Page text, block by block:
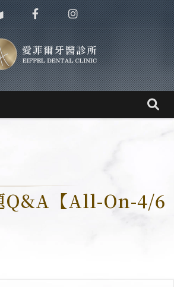
Q&A【All-On-4/6